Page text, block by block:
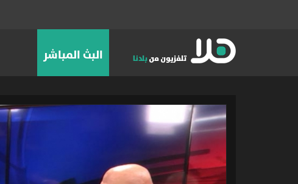
البث المباشر